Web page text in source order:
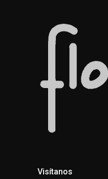
Visítanos